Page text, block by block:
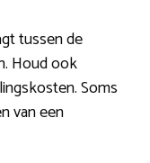
tussen de
Houd ook
Soms
van een